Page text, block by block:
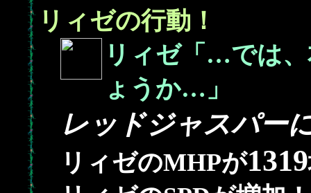
リィゼの行動！
リィゼ「…では
ょうか…」
レッドジャスパー
リィゼのMHPが1319